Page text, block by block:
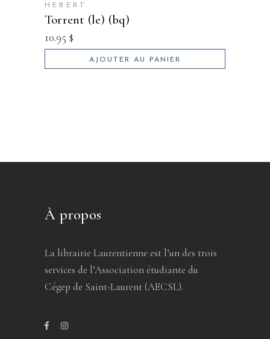
HEBERT
torrent (le) (bq)
10.95 $
AJOUTER AU PANIER
À propos
La librairie Laurentienne est l’un des trois
services de l’Association étudiante du
Cégep de Saint-Laurent (AECSL).